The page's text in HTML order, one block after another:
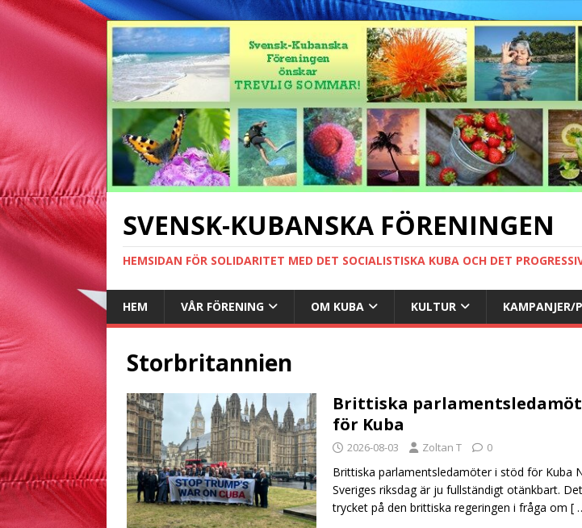
SVENSK-KUBANSKA FÖRENINGEN
HEMSIDAN FÖR SOLIDARITET MED DET SOCIALISTISKA KUBA OCH DET
HEM VÅR FÖRENING OM KUBA KULTUR KAMPANJER/
Storbritannien
Brittiska
för Kuba
2026-08-03 Zoltan T 0
Brittiska parlamentsledamöter i stöd för Kuba
Sveriges riksdag är ju fullständigt otänkbart.
trycket på den brittiska regeringen i fråga om [